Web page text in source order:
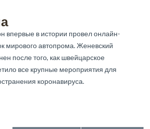
впервые в истории провел онлайн-
мирового автопрома. Женевский
после того, как швейцарское
все крупные мероприятия для
коронавируса.